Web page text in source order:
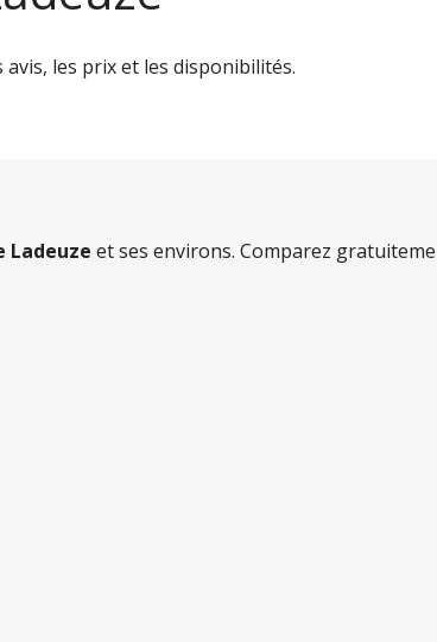
les prix et les disponibilités.
Ladeuze et ses environs. Comparez